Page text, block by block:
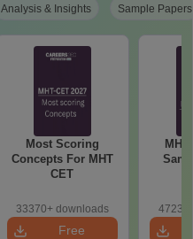
Analysis & Insights Sample Papers
Most Scoring
Concepts For MHT
CET
33370+ downloads
Free